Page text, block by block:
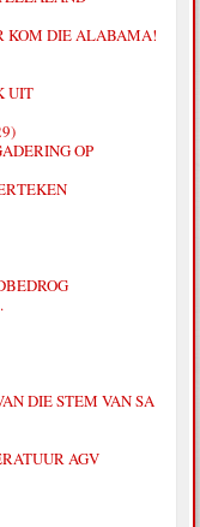
KOM DIE ALABAMA!
UIT
OP
DIE STEM VAN SA
AGV